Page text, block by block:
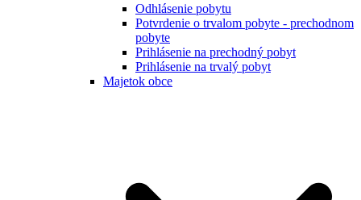
Odhlásenie pobytu
Potvrdenie o trvalom pobyte - prechodnom
pobyte
Prihlásenie na prechodný pobyt
Prihlásenie na trvalý pobyt
Majetok obce